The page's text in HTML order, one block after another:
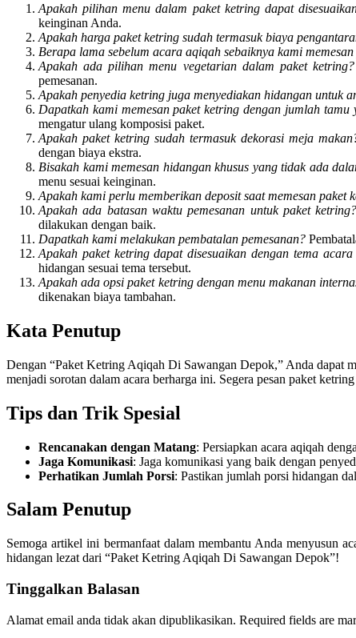
Apakah pilihan menu dalam paket ketring dapat
keinginan Anda.
Apakah harga paket ketring sudah termasuk biaya
Berapa lama sebelum acara aqiqah sebaiknya kami
Apakah ada pilihan menu vegetarian dalam paket ketring?
pemesanan.
Apakah penyedia ketring juga menyediakan hidangan untuk
Dapatkah kami memesan paket ketring dengan jumlah
mengatur ulang komposisi paket.
Apakah paket ketring sudah termasuk dekorasi meja
dengan biaya ekstra.
Bisakah kami memesan hidangan khusus yang tidak ada
menu sesuai keinginan.
Apakah kami perlu memberikan deposit saat memesan paket
Apakah ada batasan waktu pemesanan untuk paket ketring?
dilakukan dengan baik.
Dapatkah kami melakukan pembatalan pemesanan?
Apakah paket ketring dapat disesuaikan dengan tema
hidangan sesuai tema tersebut.
Apakah ada opsi paket ketring dengan menu makanan
dikenakan biaya tambahan.
Kata Penutup
Dengan “Paket Ketring Aqiqah Di Sawangan Depok,” Anda dapat
menjadi sorotan dalam acara berharga ini. Segera pesan paket
Tips dan Trik Spesial
Rencanakan dengan Matang: Persiapkan acara aqiqah
Jaga Komunikasi: Jaga komunikasi yang baik dengan
Perhatikan Jumlah Porsi: Pastikan jumlah porsi hidangan
Salam Penutup
Semoga artikel ini bermanfaat dalam membantu Anda menyusun
hidangan lezat dari “Paket Ketring Aqiqah Di Sawangan Depok”!
Tinggalkan Balasan
Alamat email anda tidak akan dipublikasikan. Required fields are